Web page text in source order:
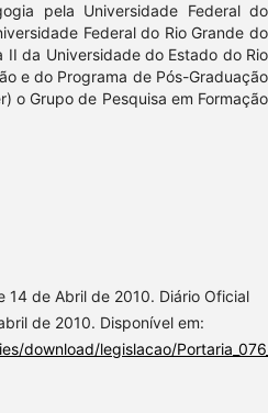
pela Universidade Federal do
Federal do Rio Grande do
da Universidade do Estado do Rio
e do Programa de Pós-Graduação
o Grupo de Pesquisa em Formação
14 de Abril de 2010. Diário Oficial
de 2010. Disponível em:
download/legislacao/